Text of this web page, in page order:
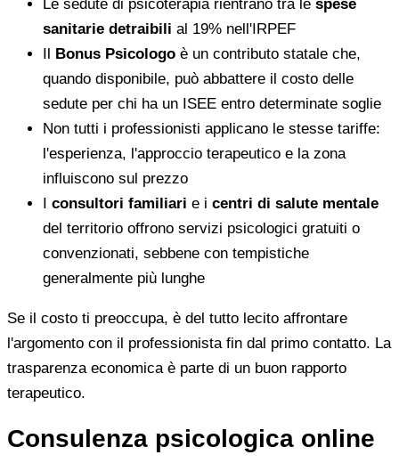
Le sedute di psicoterapia rientrano tra le spese
sanitarie detraibili al 19% nell'IRPEF
Il Bonus Psicologo è un contributo statale che,
quando disponibile, può abbattere il costo delle
sedute per chi ha un ISEE entro determinate soglie
Non tutti i professionisti applicano le stesse tariffe:
l'esperienza, l'approccio terapeutico e la zona
influiscono sul prezzo
I consultori familiari e i centri di salute mentale
del territorio offrono servizi psicologici gratuiti o
convenzionati, sebbene con tempistiche
generalmente più lunghe
Se il costo ti preoccupa, è del tutto lecito affrontare
l'argomento con il professionista fin dal primo contatto. La
trasparenza economica è parte di un buon rapporto
terapeutico.
Consulenza psicologica online